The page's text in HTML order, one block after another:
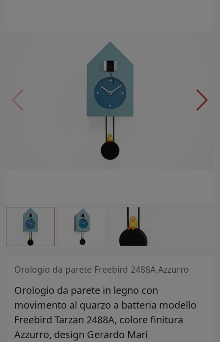
Orologio da parete Freebird 2488A Azzurro
Orologio da parete in legno con
movimento al quarzo a batteria modello
Freebird Tarzan 2488A, colore finitura
Azzurro, design Gerardo Marì